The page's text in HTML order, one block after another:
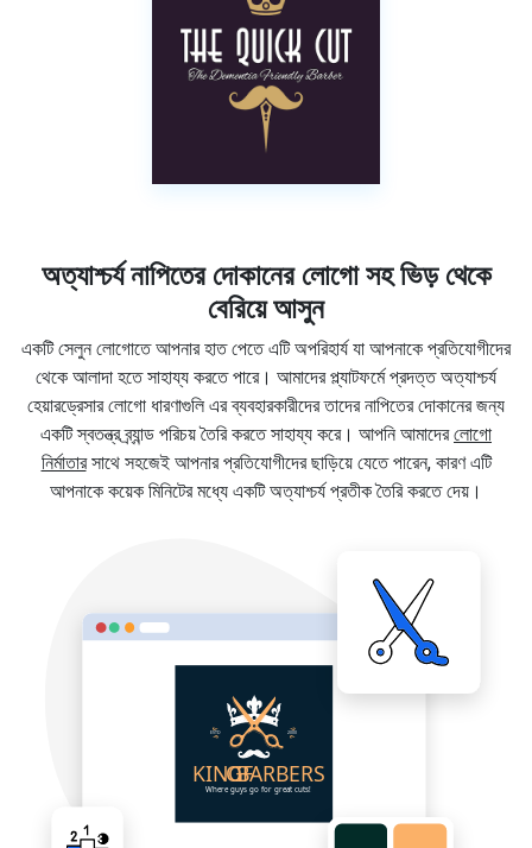
অত্যাশ্চর্য নাপিতের দোকানের লোগো সহ ভিড় থেকে
বেরিয়ে আসুন
একটি সেলুন লোগোতে আপনার হাত পেতে এটি অপরিহার্য যা আপনাকে প্রতিযোগীদের
থেকে আলাদা হতে সাহায্য করতে পারে। আমাদের প্ল্যাটফর্মে প্রদত্ত অত্যাশ্চর্য
হেয়ারড্রেসার লোগো ধারণাগুলি এর ব্যবহারকারীদের তাদের নাপিতের দোকানের জন্য
একটি স্বতন্ত্র ব্র্যান্ড পরিচয় তৈরি করতে সাহায্য করে। আপনি আমাদেরলোগো
নির্মাতারসাথে সহজেই আপনার প্রতিযোগীদের ছাড়িয়ে যেতে পারেন, কারণ এটি
আপনাকে কয়েক মিনিটের মধ্যে একটি অত্যাশ্চর্য প্রতীক তৈরি করতে দেয়।